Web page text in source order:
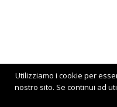
Utilizziamo i cookie per
nostro sito. Se continui ad